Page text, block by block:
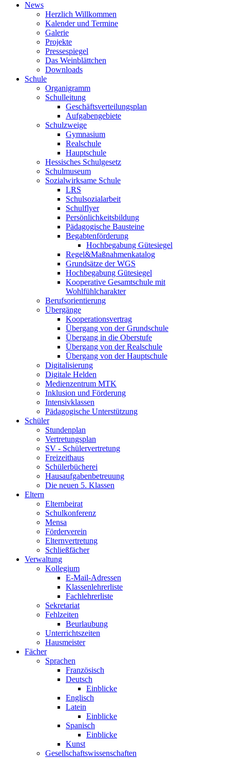
News
Herzlich Willkommen
Kalender und Termine
Galerie
Projekte
Pressespiegel
Das Weinblättchen
Downloads
Schule
Organigramm
Schulleitung
Geschäftsverteilungsplan
Aufgabengebiete
Schulzweige
Gymnasium
Realschule
Hauptschule
Hessisches Schulgesetz
Schulmuseum
Sozialwirksame Schule
LRS
Schulsozialarbeit
Schulflyer
Persönlichkeitsbildung
Pädagogische Bausteine
Begabtenförderung
Hochbegabung Gütesiegel
Regel&Maßnahmenkatalog
Grundsätze der WGS
Hochbegabung Gütesiegel
Kooperative Gesamtschule mit
Wohlfühlcharakter
Berufsorientierung
Übergänge
Kooperationsvertrag
Übergang von der Grundschule
Übergang in die Oberstufe
Übergang von der Realschule
Übergang von der Hauptschule
Digitalisierung
Digitale Helden
Medienzentrum MTK
Inklusion und Förderung
Intensivklassen
Pädagogische Unterstützung
Schüler
Stundenplan
Vertretungsplan
SV - Schülervertretung
Freizeithaus
Schülerbücherei
Hausaufgabenbetreuung
Die neuen 5. Klassen
Eltern
Elternbeirat
Schulkonferenz
Mensa
Förderverein
Elternvertretung
Schließfächer
Verwaltung
Kollegium
E-Mail-Adressen
Klassenlehrerliste
Fachlehrerliste
Sekretariat
Fehlzeiten
Beurlaubung
Unterrichtszeiten
Hausmeister
Fächer
Sprachen
Französisch
Deutsch
Einblicke
Englisch
Latein
Einblicke
Spanisch
Einblicke
Kunst
Gesellschaftswissenschaften